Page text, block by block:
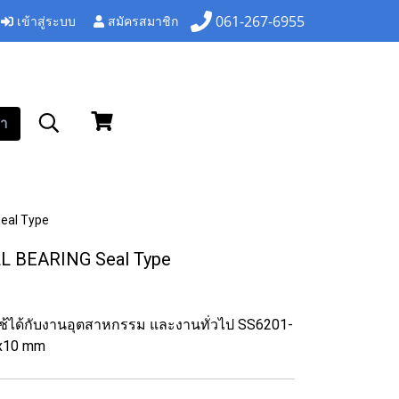
เข้าสู่ระบบ สมัครสมาชิก 061-267-6955
Type
BEARING Seal Type
ได้กับงานอุตสาหกรรม และงานทั่วไป SS6201-
mm